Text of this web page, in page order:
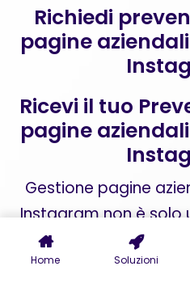
Richiedi
pagine
Ricevi il tuo
pagine
Gestione pagine
Instagram non è solo
passo verso una
visibile e
Home Soluzioni